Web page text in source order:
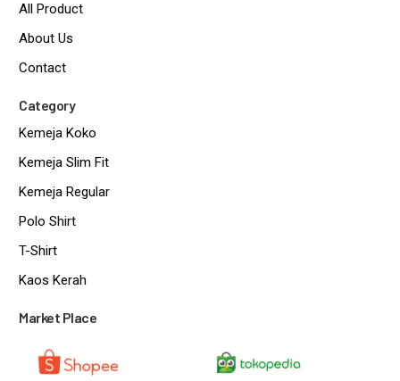
All Product
About Us
Contact
Category
Kemeja Koko
Kemeja Slim Fit
Kemeja Regular
Polo Shirt
T-Shirt
Kaos Kerah
Market Place